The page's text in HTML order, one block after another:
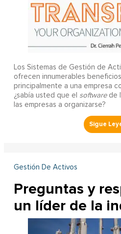
Los Sistemas de Gestión de
ofrecen innumerables
principalmente a una empresa
¿sabía usted que el softwarede
las empresas a organizarse?
Gestión De Activos
Preguntas y
un líder de la